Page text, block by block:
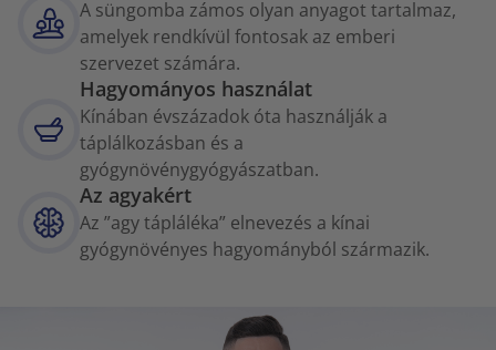
A süngomba zámos olyan anyagot tartalmaz,
amelyek rendkívül fontosak az emberi
szervezet számára.
Hagyományos használat
Kínában évszázadok óta használják a
táplálkozásban és a
gyógynövénygyógyászatban.
Az agyakért
Az ”agy tápláléka” elnevezés a kínai
gyógynövényes hagyományból származik.